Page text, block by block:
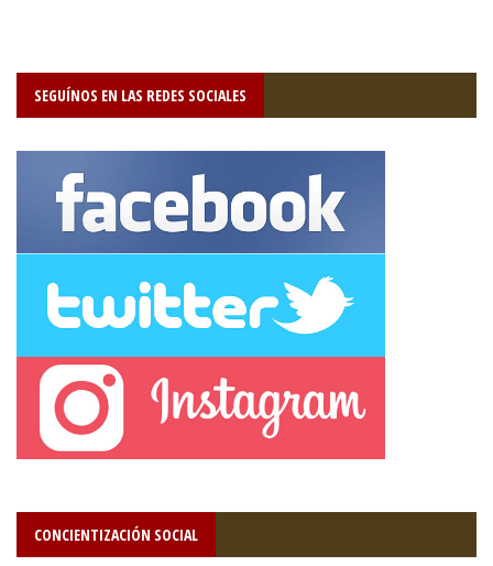
SEGUÍNOS EN LAS REDES SOCIALES
CONCIENTIZACIÓN SOCIAL